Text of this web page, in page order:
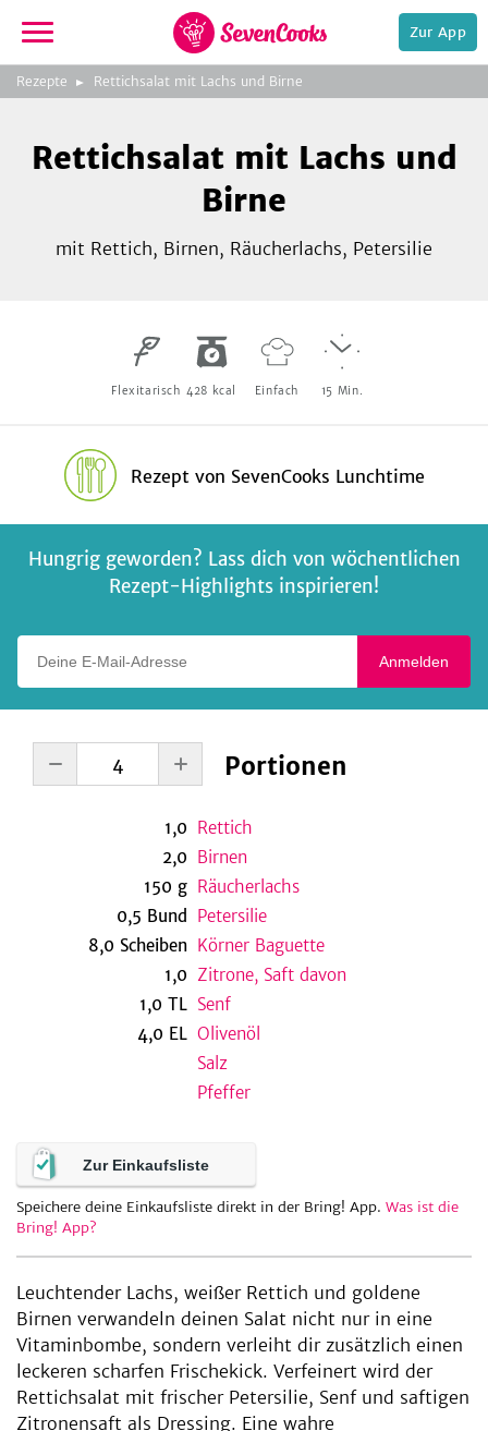
zur
Startseite
Zur App
Rezepte Rettichsalat mit Lachs und Birne
zeigen
Bild
3
zeigen
Rettichsalat mit Lachs und
Birne
mit Rettich, Birnen, Räucherlachs, Petersilie
Flexitarisch 428 kcal Einfach 15 Min.
Rezept von SevenCooks Lunchtime
Hungrig geworden? Lass dich von wöchentlichen
Rezept-Highlights inspirieren!
Anmelden
Portionen
1,0 Rettich
2,0 Birnen
150 g Räucherlachs
0,5 Bund
Petersilie
8,0 Scheiben Körner Baguette
1,0 Zitrone, Saft davon
1,0 TL Senf
4,0 EL Olivenöl
Salz
Pfeffer
Zur Einkaufsliste
Speichere deine Einkaufsliste direkt in der Bring! App. Was ist die
Bring! App?
Leuchtender Lachs, weißer Rettich und goldene
Birnen verwandeln deinen Salat nicht nur in eine
Vitaminbombe, sondern verleiht dir zusätzlich einen
leckeren scharfen Frischekick. Verfeinert wird der
Rettichsalat mit frischer Petersilie, Senf und saftigen
Zitronensaft als Dressing. Eine wahre